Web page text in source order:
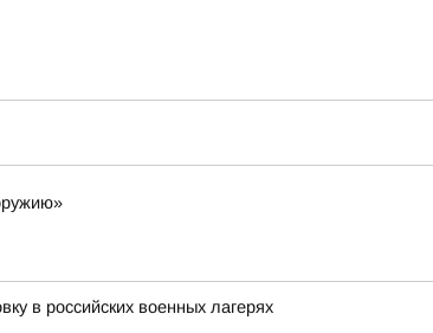
в российских военных лагерях